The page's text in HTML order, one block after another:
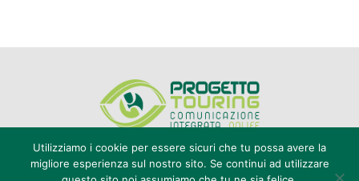
Utilizziamo i cookie per essere sicuri che tu possa avere la
migliore esperienza sul nostro sito. Se continui ad utilizzare